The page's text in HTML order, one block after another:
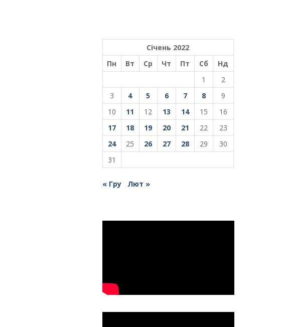
Січень 2022
Пн
Вт Ср Чт Пт Сб
Нд
1
2
3
4 5 6 7 8
9
10
11 12 13 14 15
16
17
18 19 20 21 22
23
24
25 26 27 28 29
30
31
« Гру Лют »